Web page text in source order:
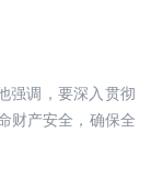
强调，要深入贯彻
财产安全，确保全